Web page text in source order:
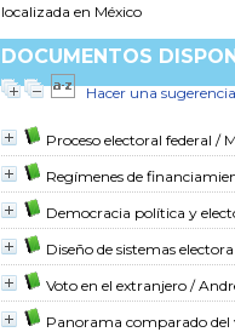
localizada en México
DOCUMENTOS
Hacer una sugerencia
Proceso electoral federal /
Regímenes de
Democracia política y
Diseño de sistemas
Voto en el extranjero /
Panorama comparado del